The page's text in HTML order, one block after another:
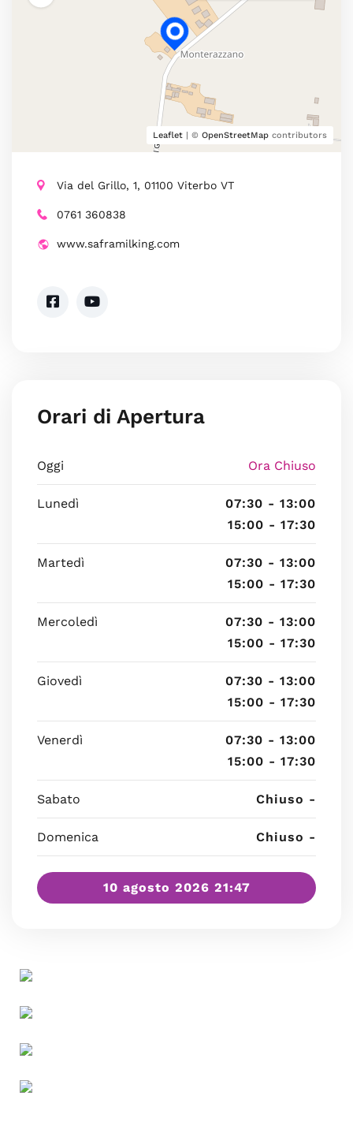
Leaflet | © OpenStreetMap contributors
Via del Grillo, 1, 01100 Viterbo VT
0761 360838
www.saframilking.com
Orari di Apertura
Oggi Ora Chiuso
Lunedì
07:30 - 13:00
15:00 - 17:30
Martedì
07:30 - 13:00
15:00 - 17:30
Mercoledì
07:30 - 13:00
15:00 - 17:30
Giovedì
07:30 - 13:00
15:00 - 17:30
Venerdì
07:30 - 13:00
15:00 - 17:30
Sabato Chiuso -
Domenica Chiuso -
10 agosto 2026 21:47